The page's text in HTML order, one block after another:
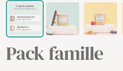
Pack famille